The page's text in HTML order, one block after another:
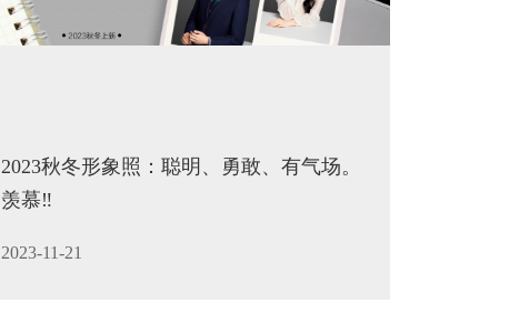
2023秋冬形象照：聪明、勇敢、有气场。
羡慕‼️
2023-11-21